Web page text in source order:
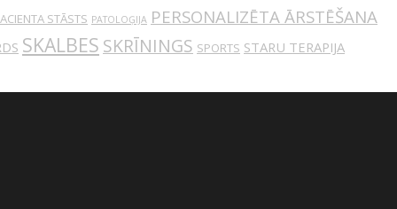
STĀSTS PATOLOĢIJA PERSONALIZĒTA ĀRSTĒŠANA
SKALBES SKRĪNINGS SPORTS STARU TERAPIJA